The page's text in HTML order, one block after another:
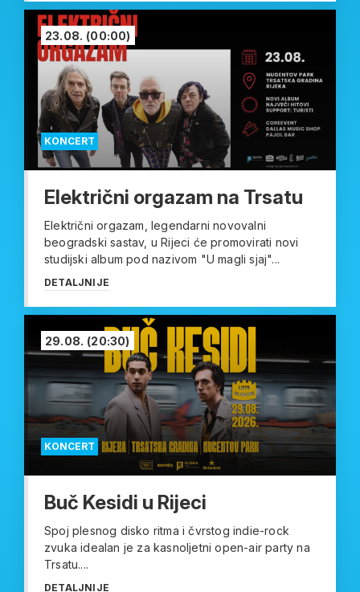
KONCERT
23.08. (00:00)
Električni orgazam na Trsatu
Električni orgazam, legendarni novovalni
beogradski sastav, u Rijeci će promovirati novi
studijski album pod nazivom "U magli sjaj"...
DETALJNIJE
KONCERT
29.08. (20:30)
Buč Kesidi u Rijeci
Spoj plesnog disko ritma i čvrstog indie-rock
zvuka idealan je za kasnoljetni open-air party na
Trsatu....
DETALJNIJE